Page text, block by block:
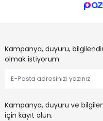
Kampanya, duyuru,
olmak istiyorum.
Kampanya, duyuru ve
için kayıt olun.